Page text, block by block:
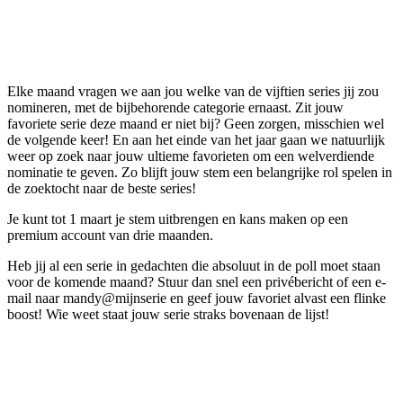
Elke maand vragen we aan jou welke van de vijftien series jij zou
nomineren, met de bijbehorende categorie ernaast. Zit jouw
favoriete serie deze maand er niet bij? Geen zorgen, misschien wel
de volgende keer! En aan het einde van het jaar gaan we natuurlijk
weer op zoek naar jouw ultieme favorieten om een welverdiende
nominatie te geven. Zo blijft jouw stem een belangrijke rol spelen in
de zoektocht naar de beste series!
Je kunt tot 1 maart je stem uitbrengen en kans maken op een
premium account van drie maanden.
Heb jij al een serie in gedachten die absoluut in de poll moet staan
voor de komende maand? Stuur dan snel een privébericht of een e-
mail naar mandy@mijnserie en geef jouw favoriet alvast een flinke
boost! Wie weet staat jouw serie straks bovenaan de lijst!